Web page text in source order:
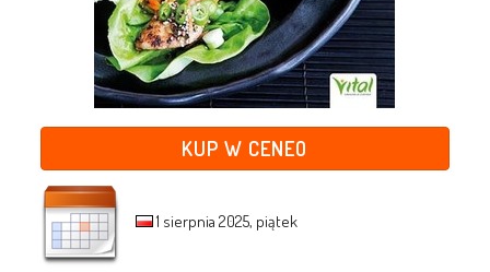
KUP W CENEO
1 sierpnia 2025, piątek